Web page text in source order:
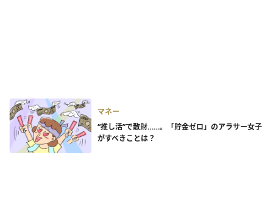
マネー
“推し活”で散財……。「貯金ゼロ」のアラサー女子
がすべきことは？